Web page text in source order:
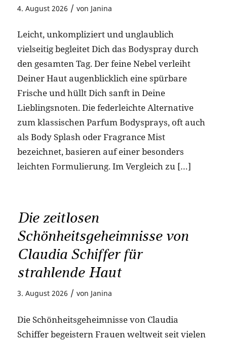
4. August 2026 / von Janina
Leicht, unkompliziert und unglaublich
vielseitig begleitet Dich das Bodyspray durch
den gesamten Tag. Der feine Nebel verleiht
Deiner Haut augenblicklich eine spürbare
Frische und hüllt Dich sanft in Deine
Lieblingsnoten. Die federleichte Alternative
zum klassischen Parfum Bodysprays, oft auch
als Body Splash oder Fragrance Mist
bezeichnet, basieren auf einer besonders
leichten Formulierung. Im Vergleich zu […]
Die zeitlosen
Schönheitsgeheimnisse von
Claudia Schiffer für
strahlende Haut
3. August 2026 / von Janina
Die Schönheitsgeheimnisse von Claudia
Schiffer begeistern Frauen weltweit seit vielen